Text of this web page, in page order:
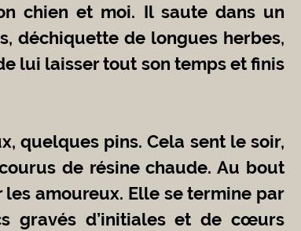
déchiquette de longues herbes,
lui laisser tout son temps et finis
de résine chaude. Au bout
amoureux. Elle se termine par
gravés d’initiales et de cœurs